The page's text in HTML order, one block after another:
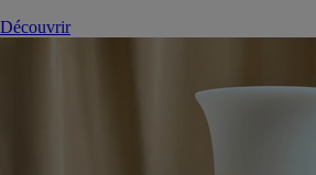
Découvrir